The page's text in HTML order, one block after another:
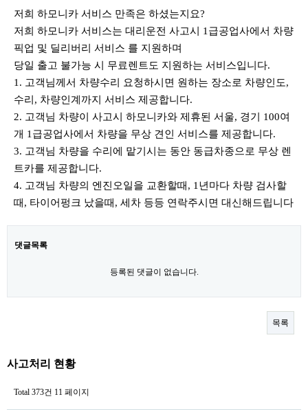
저희 하모니카 서비스 만족은 하셨는지요?
저희 하모니카 서비스는 대리운전 사고시 1급공업사에서 차량
픽업 및 딜리버리 서비스 를 지원하며
당일 출고 불가능 시 무료렌트도 지원하는 서비스입니다.
1. 고객님께서 차량수리 요청하시면 원하는 장소로 차량인도,
수리, 차량인계까지 서비스 제공합니다.
2. 고객님 차량이 사고시 하모니카와 제휴된 서울, 경기 100여
개 1급공업사에서 차량을 무상 견인 서비스를 제공합니다.
3. 고객님 차량을 수리에 맡기시는 동안 동급차종으로 무상 렌
트카를 제공합니다.
4. 고객님 차량의 엔진오일을 교환할때, 1년마다 차량 검사할
때, 타이어펑크 났을때, 세차 등등 연락주시면 대신해드립니다
댓글목록
등록된 댓글이 없습니다.
목록
사고처리 현황
Total 373건 11 페이지